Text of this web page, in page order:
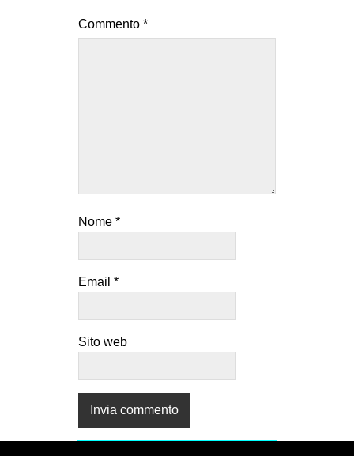
Commento *
Nome *
Email *
Sito web